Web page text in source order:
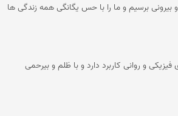
بیرونی برسیم و ما را با حس یگانگی همه زندگی ها
و روانی کاربرد دارد و با ظلم و بیرحمی